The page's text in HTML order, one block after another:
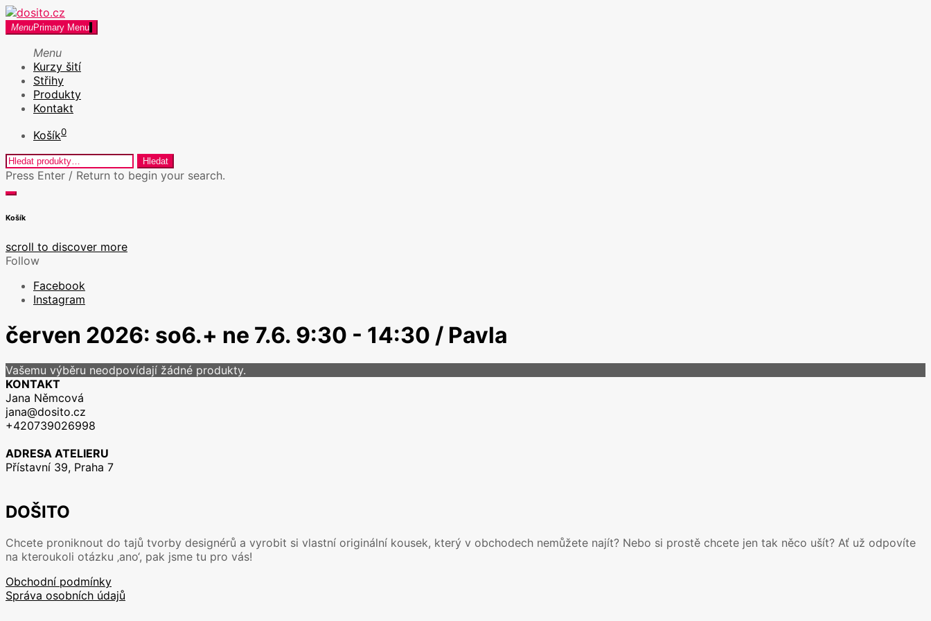
Skip
to
dosito.cz
Kurzy šití v Praze a Kreativní workshopy
MenuPrimary Menu
Menu
Kurzy šití
Střihy
Produkty
Kontakt
Košík0
Hledat: Hledat
Press Enter / Return to begin your search.
close
form
search
Košík
scroll to discover more
Follow
Facebook
Instagram
červen 2026: so6.+ ne 7.6. 9:30 - 14:30 / Pavla
Vašemu výběru neodpovídají žádné produkty.
KONTAKT
Jana Němcová
jana@dosito.cz
+420739026998
ADRESA ATELIERU
Přístavní 39, Praha 7
DOŠITO
Chcete proniknout do tajů tvorby designérů a vyrobit si vlastní originální kousek, který v obchodech nemůžete najít? Nebo si prostě chcete jen tak něco ušít? Ať už odpovíte
na kteroukoli otázku ‚ano‘, pak jsme tu pro vás!
Obchodní podmínky
Správa osobních údajů